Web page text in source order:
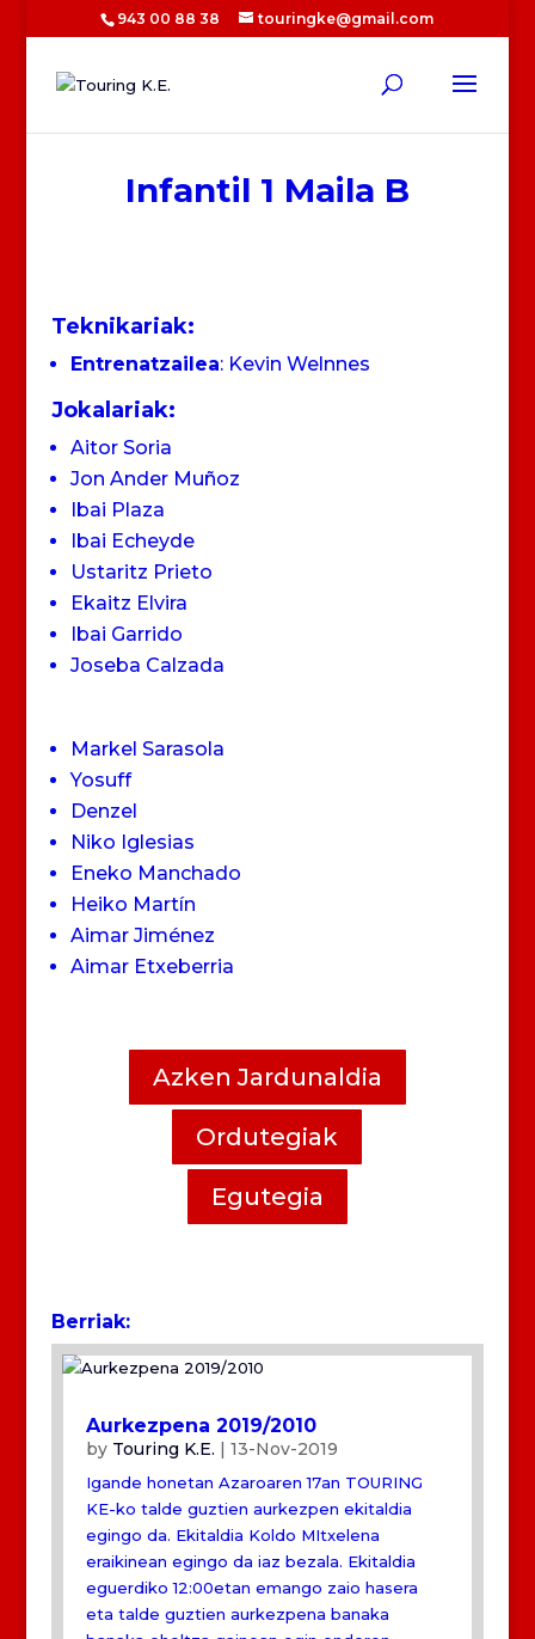
943 00 88 38 touringke@gmail.com
Infantil 1 Maila B
Teknikariak:
Entrenatzailea: Kevin Welnnes
Jokalariak:
Aitor Soria
Jon Ander Muñoz
Ibai Plaza
Ibai Echeyde
Ustaritz Prieto
Ekaitz Elvira
Ibai Garrido
Joseba Calzada
Markel Sarasola
Yosuff
Denzel
Niko Iglesias
Eneko Manchado
Heiko Martín
Aimar Jiménez
Aimar Etxeberria
Azken Jardunaldia
Ordutegiak
Egutegia
Berriak:
Aurkezpena 2019/2010
by Touring K.E. | 13-Nov-2019
Igande honetan Azaroaren 17an TOURING
KE-ko talde guztien aurkezpen ekitaldia
egingo da. Ekitaldia Koldo MItxelena
eraikinean egingo da iaz bezala. Ekitaldia
eguerdiko 12:00etan emango zaio hasera
eta talde guztien aurkezpena banaka